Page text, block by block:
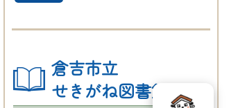
倉吉市立
せきがね図書館